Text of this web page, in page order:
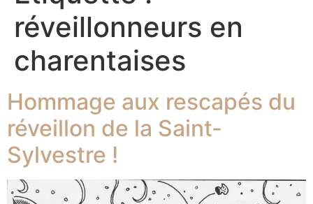
réveillonneurs en
charentaises
Hommage aux rescapés du
réveillon de la Saint-
Sylvestre !